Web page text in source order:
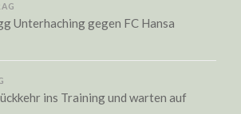
Unterhaching gegen FC Hansa
ins Training und warten auf